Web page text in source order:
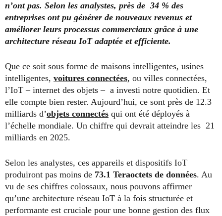
n’ont pas. Selon les analystes, près de 34 % des
entreprises ont pu générer de nouveaux revenus et
améliorer leurs processus commerciaux grâce à une
architecture réseau IoT adaptée et efficiente.
Que ce soit sous forme de maisons intelligentes, usines
intelligentes, voitures connectées, ou villes connectées,
l’IoT – internet des objets – a investi notre quotidien. Et
elle compte bien rester. Aujourd’hui, ce sont près de 12.3
milliards d’objets connectés qui ont été déployés à
l’échelle mondiale. Un chiffre qui devrait atteindre les 21
milliards en 2025.
Selon les analystes, ces appareils et dispositifs IoT
produiront pas moins de 73.1 Teraoctets de données. Au
vu de ses chiffres colossaux, nous pouvons affirmer
qu’une architecture réseau IoT à la fois structurée et
performante est cruciale pour une bonne gestion des flux